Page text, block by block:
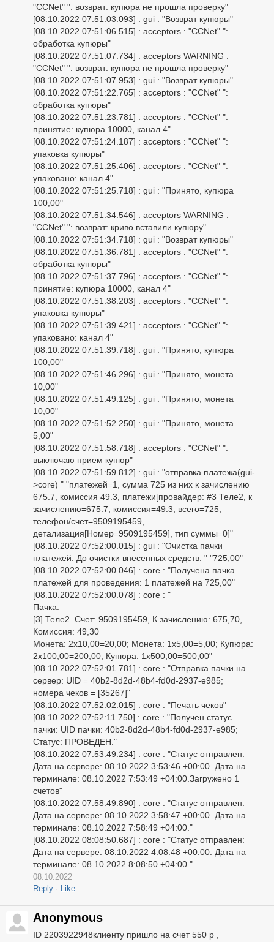
"CCNet" ": возврат: купюра не прошла проверку"
[08.10.2022 07:51:03.093] : gui : "Возврат купюры"
[08.10.2022 07:51:06.515] : acceptors : "CCNet" ":
обработка купюры"
[08.10.2022 07:51:07.734] : acceptors WARNING :
"CCNet" ": возврат: купюра не прошла проверку"
[08.10.2022 07:51:07.953] : gui : "Возврат купюры"
[08.10.2022 07:51:22.765] : acceptors : "CCNet" ":
обработка купюры"
[08.10.2022 07:51:23.781] : acceptors : "CCNet" ":
принятие: купюра 10000, канал 4"
[08.10.2022 07:51:24.187] : acceptors : "CCNet" ":
упаковка купюры"
[08.10.2022 07:51:25.406] : acceptors : "CCNet" ":
упаковано: канал 4"
[08.10.2022 07:51:25.718] : gui : "Принято, купюра
100,00"
[08.10.2022 07:51:34.546] : acceptors WARNING :
"CCNet" ": возврат: криво вставили купюру"
[08.10.2022 07:51:34.718] : gui : "Возврат купюры"
[08.10.2022 07:51:36.781] : acceptors : "CCNet" ":
обработка купюры"
[08.10.2022 07:51:37.796] : acceptors : "CCNet" ":
принятие: купюра 10000, канал 4"
[08.10.2022 07:51:38.203] : acceptors : "CCNet" ":
упаковка купюры"
[08.10.2022 07:51:39.421] : acceptors : "CCNet" ":
упаковано: канал 4"
[08.10.2022 07:51:39.718] : gui : "Принято, купюра
100,00"
[08.10.2022 07:51:46.296] : gui : "Принято, монета
10,00"
[08.10.2022 07:51:49.125] : gui : "Принято, монета
10,00"
[08.10.2022 07:51:52.250] : gui : "Принято, монета
5,00"
[08.10.2022 07:51:58.718] : acceptors : "CCNet" ":
выключаю прием купюр"
[08.10.2022 07:51:59.812] : gui : "отправка платежа(gui-
>core) " "платежей=1, сумма 725 из них к зачислению
675.7, комиссия 49.3, платежи[провайдер: #3 Теле2, к
зачислению=675.7, комиссия=49.3, всего=725,
телефон/счет=9509195459,
детализация[Номер=9509195459], тип суммы=0]"
[08.10.2022 07:52:00.015] : gui : "Очистка пачки
платежей. До очистки внесенных средств: " "725,00"
[08.10.2022 07:52:00.046] : core : "Получена пачка
платежей для проведения: 1 платежей на 725,00"
[08.10.2022 07:52:00.078] : core : "
Пачка:
[3] Теле2. Счет: 9509195459, К зачислению: 675,70,
Комиссия: 49,30
Монета: 2x10,00=20,00; Монета: 1x5,00=5,00; Купюра:
2x100,00=200,00; Купюра: 1x500,00=500,00"
[08.10.2022 07:52:01.781] : core : "Отправка пачки на
сервер: UID = 40b2-8d2d-48b4-fd0d-2937-e985;
номера чеков = [35267]"
[08.10.2022 07:52:02.015] : core : "Печать чеков"
[08.10.2022 07:52:11.750] : core : "Получен статус
пачки: UID пачки: 40b2-8d2d-48b4-fd0d-2937-e985;
Статус: ПРОВЕДЕН."
[08.10.2022 07:53:49.234] : core : "Статус отправлен:
Дата на сервере: 08.10.2022 3:53:46 +00:00. Дата на
терминале: 08.10.2022 7:53:49 +04:00.Загружено 1
счетов"
[08.10.2022 07:58:49.890] : core : "Статус отправлен:
Дата на сервере: 08.10.2022 3:58:47 +00:00. Дата на
терминале: 08.10.2022 7:58:49 +04:00."
[08.10.2022 08:08:50.687] : core : "Статус отправлен:
Дата на сервере: 08.10.2022 4:08:48 +00:00. Дата на
терминале: 08.10.2022 8:08:50 +04:00."
08.10.2022
Reply
Like
Anonymous
ID 2203922948клиенту пришло на счет 550 р ,